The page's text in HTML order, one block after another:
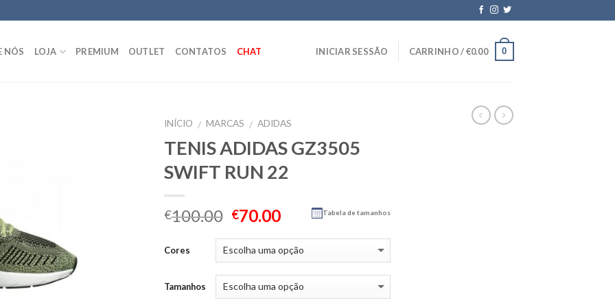
NÓS LOJA PREMIUM OUTLET CONTATOS CHAT INICIAR SESSÃO CARRINHO /€0.00 0
INÍCIO / MARCAS / ADIDAS
TENIS ADIDAS GZ3505
SWIFT RUN 22
€100.00 €70.00 Tabela de tamanhos
Cores
Tamanhos